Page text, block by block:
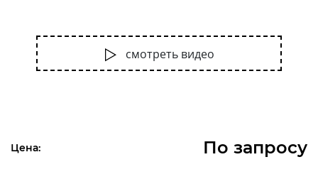
смотреть видео
Цена: По запросу